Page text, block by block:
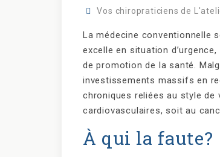
Vos chiropraticiens de
La médecine conventionnelle
excelle en situation
de promotion de la santé.
investissements massifs en
chroniques reliées au style de
cardiovasculaires, soit au
À qui la faute?